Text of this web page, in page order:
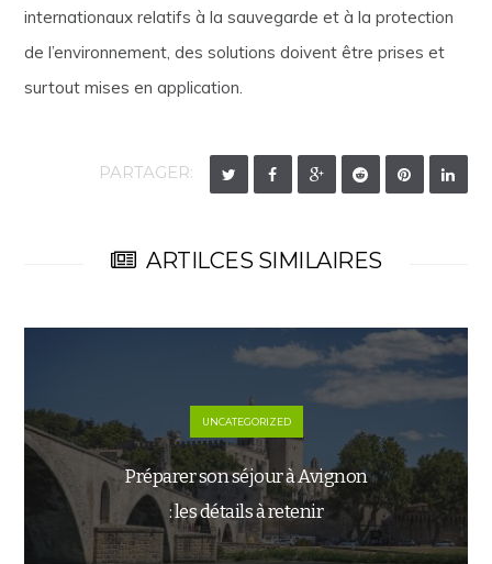
internationaux relatifs à la sauvegarde et à la protection
de l’environnement, des solutions doivent être prises et
surtout mises en application.
PARTAGER:
ARTILCES SIMILAIRES
UNCATEGORIZED
Préparer son séjour à Avignon
: les détails à retenir